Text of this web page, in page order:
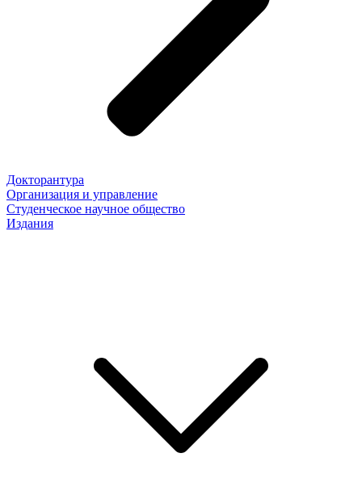
Докторантура
Организация и управление
Студенческое научное общество
Издания